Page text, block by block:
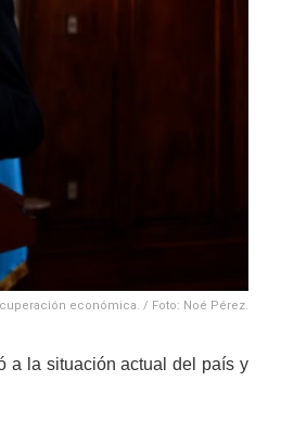
económica. / Foto: Noé Pérez.
a la situación actual del país y